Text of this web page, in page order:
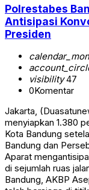
Polrestabes
Antisipasi
Presiden
visibility47
0Komentar
Jakarta,
menyiapkan 1.380
Kota Bandung
Bandung dan
Aparat
di sejumlah ruas
Bandung, AKBP